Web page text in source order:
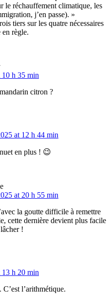
le réchauffement climatique, les
j’en passe). »
tiers sur les quatre nécessaires
en règle.
10 h 35 min
citron ?
at 12 h 44 min
en plus ! 😉
at 20 h 55 min
la goutte difficile à remettre
cette dernière devient plus facile
!
13 h 20 min
l’arithmétique.